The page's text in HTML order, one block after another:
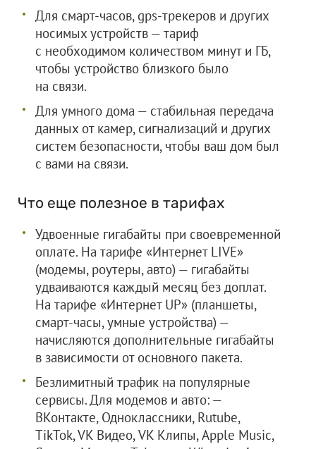
Для смарт-часов, gps-трекеров и других
носимых устройств — тариф
с необходимом количеством минут и ГБ,
чтобы устройство близкого было
на связи.
Для умного дома — стабильная передача
данных от камер, сигнализаций и других
систем безопасности, чтобы ваш дом был
с вами на связи.
Что еще полезное в тарифах
Удвоенные гигабайты при своевременной
оплате. На тарифе «Интернет LIVE»
(модемы, роутеры, авто) — гигабайты
удваиваются каждый месяц без доплат.
На тарифе «Интернет UP» (планшеты,
смарт-часы, умные устройства) —
начисляются дополнительные гигабайты
в зависимости от основного пакета.
Безлимитный трафик на популярные
сервисы. Для модемов и авто: —
ВКонтакте, Одноклассники, Rutube,
TikTok, VK Видео, VK Клипы, Apple Music,